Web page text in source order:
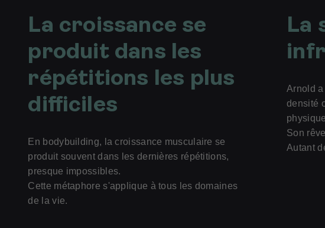
La croissance se
produit dans les
répétitions les plus
difficiles
En bodybuilding, la croissance musculaire se
produit souvent dans les dernières répétitions,
presque impossibles.
Cette métaphore s'applique à tous les domaines
de la vie.
La
Arnold
densité
Son
Autant